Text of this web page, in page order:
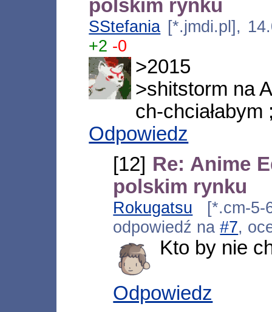
polskim rynku
SStefania [*.jmdi.pl],
+2 -0
>2015
>shitstorm na
ch-chciałabym
Odpowiedz
[12] Re: Anime
polskim rynku
Rokugatsu [*.cm-5-
odpowiedź na#7,
Kto by nie
Odpowiedz